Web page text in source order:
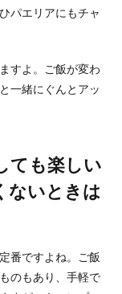
パエリアにもチャ
すよ。ご飯が変わ
一緒にぐんとアッ
ても楽しい
ないときは
番ですよね。ご飯
のもあり、手軽で